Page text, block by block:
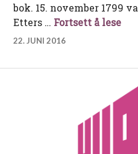
bok. 15. november 1799
Etters … Fortsett å lese
22. JUNI 2016